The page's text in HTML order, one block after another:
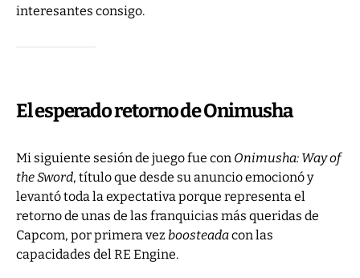
interesantes consigo.
El esperado retorno de Onimusha
Mi siguiente sesión de juego fue con Onimusha: Way of
the Sword, título que desde su anuncio emocionó y
levantó toda la expectativa porque representa el
retorno de unas de las franquicias más queridas de
Capcom, por primera vez boosteadacon las
capacidades del RE Engine.